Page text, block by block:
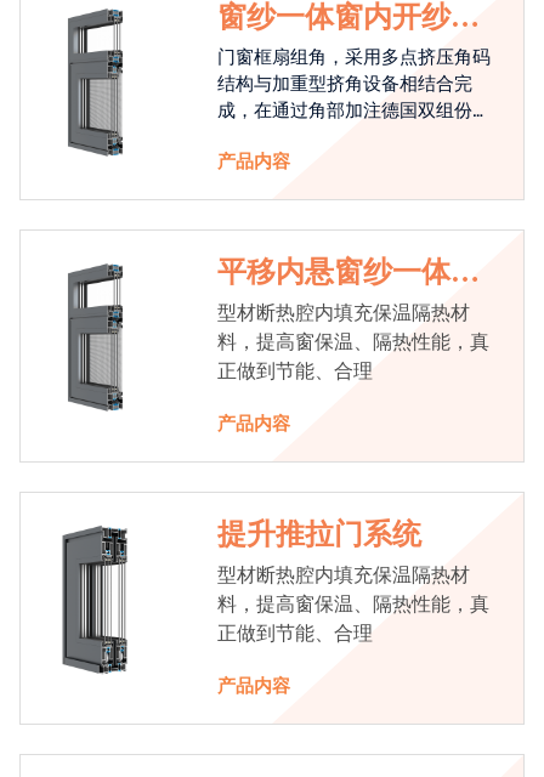
窗纱一体窗内开纱外
开系统
门窗框扇组角，采用多点挤压角码
结构与加重型挤角设备相结合完
成，在通过角部加注德国双组份胶
强度，促使窗使用寿命提升5-10
产品内容
平移内悬窗纱一体系
统
型材断热腔内填充保温隔热材
料，提高窗保温、隔热性能，真
正做到节能、合理
产品内容
提升推拉门系统
型材断热腔内填充保温隔热材
料，提高窗保温、隔热性能，真
正做到节能、合理
产品内容